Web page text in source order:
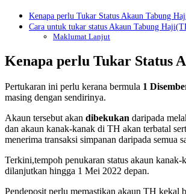
Kenapa perlu Tukar Status Akaun Tabung
Cara untuk tukar status Akaun Tabung
Maklumat Lanjut
Kenapa perlu Tukar Status
Pertukaran ini perlu kerana bermula 1
masing dengan sendirinya.
Akaun tersebut akan dibekukan daripada
dan akaun kanak-kanak di TH akan terbatal
menerima transaksi simpanan daripada
Terkini,tempoh penukaran status akaun
dilanjutkan hingga 1 Mei 2022 depan.
Pendeposit perlu memastikan akaun TH kekal